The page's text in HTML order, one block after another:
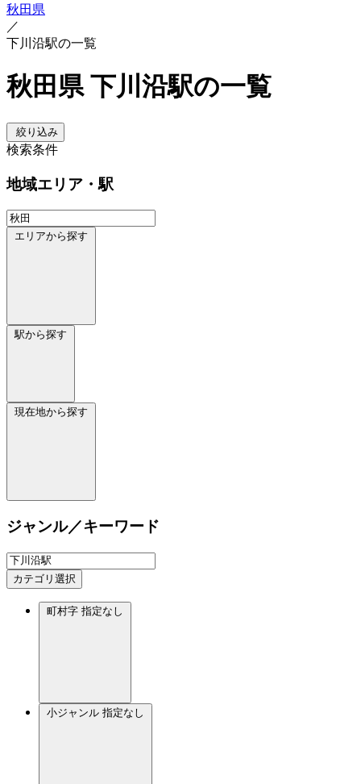
秋田県
／
下川沿駅の一覧
秋田県 下川沿駅の一覧
絞り込み
検索条件
地域エリア・駅
エリアから探す
駅から探す
現在地から探す
ジャンル／キーワード
カテゴリ選択
町村字 指定なし
小ジャンル 指定なし